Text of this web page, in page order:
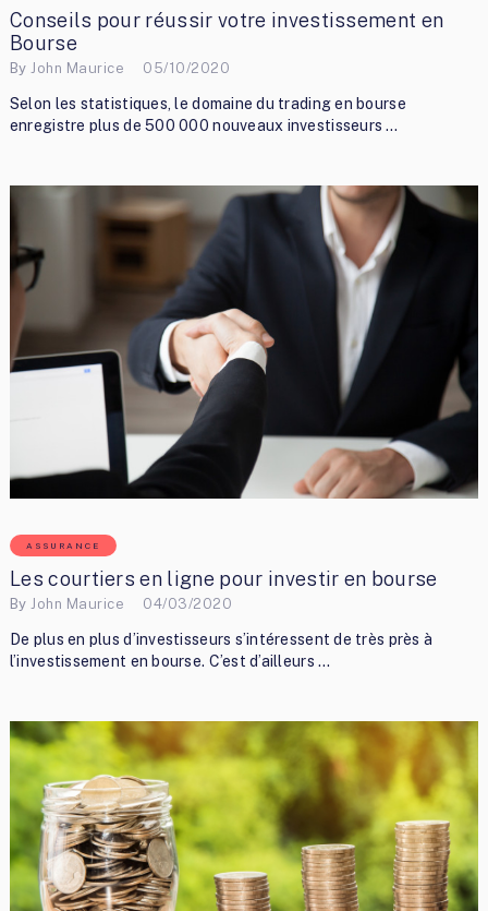
Conseils pour réussir votre investissement en
Bourse
By John Maurice 05/10/2020
Selon les statistiques, le domaine du trading en bourse
enregistre plus de 500 000 nouveaux investisseurs …
ASSURANCE
Les courtiers en ligne pour investir en bourse
By John Maurice 04/03/2020
De plus en plus d’investisseurs s’intéressent de très près à
l’investissement en bourse. C’est d’ailleurs …